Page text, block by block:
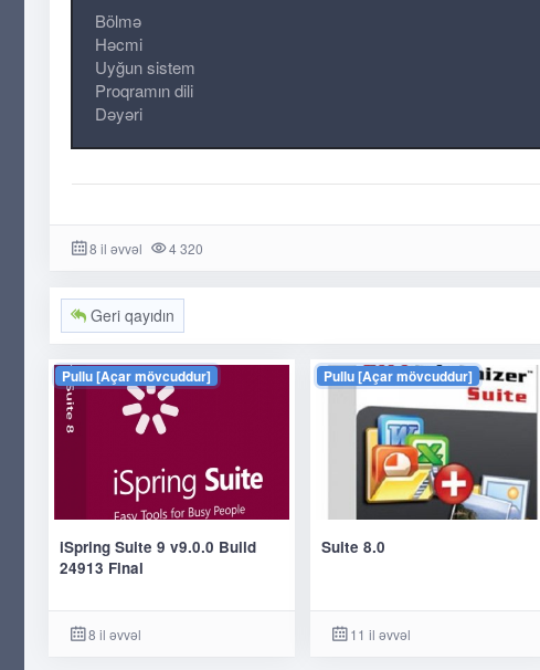
Bölmə
Həcmi
Uyğun sistem
Proqramın dili
Dəyəri
8 il əvvəl 4 320
Geri qayıdın
Pullu [Açar mövcuddur]
iSpring Suite 9 v9.0.0 Build
24913 Final
8 il əvvəl
Pullu [Açar mövcuddur]
Suite 8.0
11 il əvvəl